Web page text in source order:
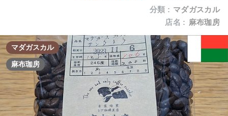
分類 : マダガスカル
店名 : 麻布珈房
マダガスカル
麻布珈房